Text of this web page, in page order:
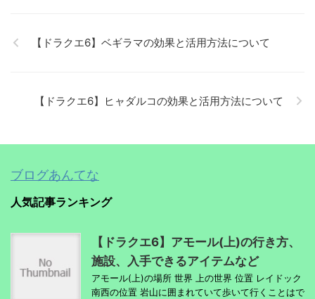
【ドラクエ6】ベギラマの効果と活用方法について
【ドラクエ6】ヒャダルコの効果と活用方法について
ブログあんてな
人気記事ランキング
【ドラクエ6】アモール(上)の行き方、
施設、入手できるアイテムなど
アモール(上)の場所 世界 上の世界 位置 レイドック
南西の位置 岩山に囲まれていて歩いて行くことはで